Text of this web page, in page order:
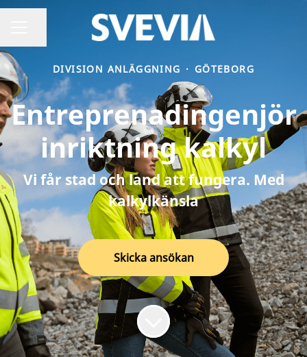
DIVISION ANLÄGGNING · GÖTEBORG
Entreprenadingenjör
inriktning kalkyl
Vi får stad och land att fungera. Med
kalkylkänsla
Skicka ansökan